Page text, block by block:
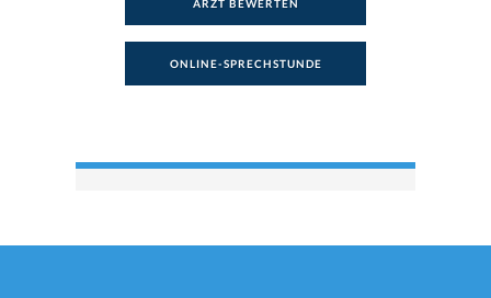
ARZT BEWERTEN
ONLINE-SPRECHSTUNDE